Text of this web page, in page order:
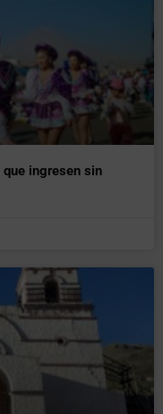
ingresen sin